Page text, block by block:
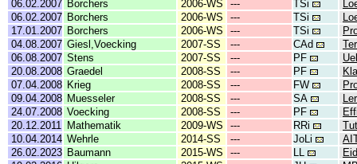
06.02.2007 Borchers 2006-WS --- TSi
06.02.2007 Borchers 2006-WS --- TSi
17.01.2007 Borchers 2006-WS --- TSi
04.08.2007 Giesl,Voecking 2007-SS --- CAd
06.08.2007 Stens 2007-SS --- PF
20.08.2008 Graedel 2008-SS --- PF
07.04.2008 Krieg 2008-SS --- FW
09.04.2008 Muesseler 2008-SS --- SA
24.07.2008 Voecking 2008-SS --- PF
20.12.2011
Mathematik 2009-WS --- RRi
10.04.2014 Wehrle 2014-SS --- JoLi
26.02.2023 Baumann 2015-WS ---